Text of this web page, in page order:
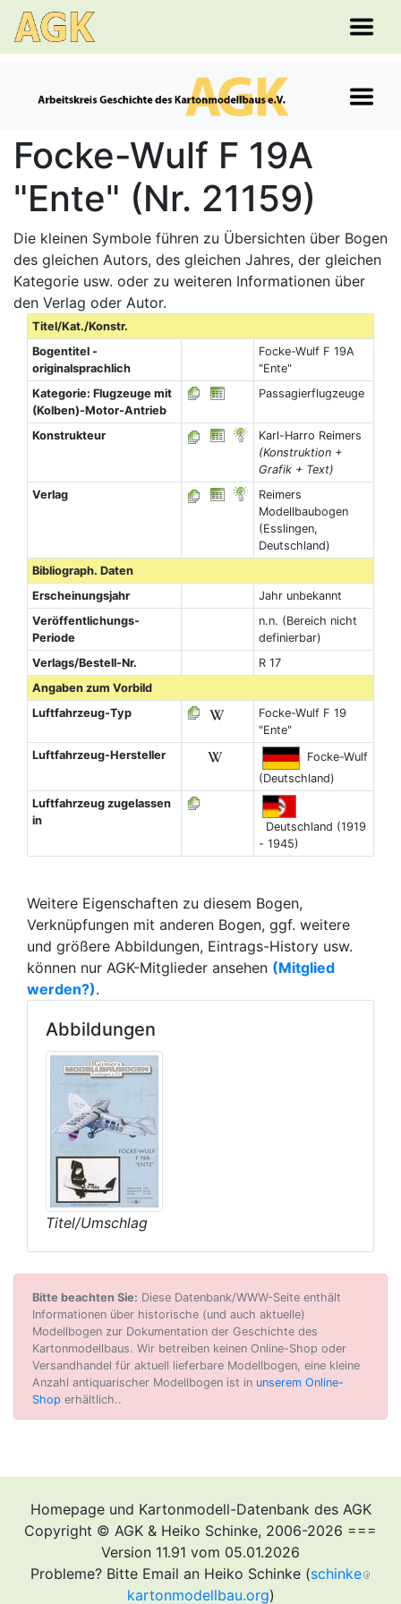
Focke-Wulf F 19A
"Ente" (Nr. 21159)
Die kleinen Symbole führen zu Übersichten über Bogen
des gleichen Autors, des gleichen Jahres, der gleichen
Kategorie usw. oder zu weiteren Informationen über
den Verlag oder Autor.
Titel/Kat./Konstr.
Bogentitel -
originalsprachlich
Focke-Wulf F 19A
"Ente"
Kategorie: Flugzeuge mit
(Kolben)-Motor-Antrieb
Passagierflugzeuge
Konstrukteur
Karl-Harro Reimers
(Konstruktion +
Grafik + Text)
Verlag
Reimers
Modellbaubogen
(Esslingen,
Deutschland)
Bibliograph. Daten
Erscheinungsjahr
Jahr unbekannt
Veröffentlichungs-
Periode
n.n. (Bereich nicht
definierbar)
Verlags/Bestell-Nr.
R 17
Angaben zum Vorbild
Luftfahrzeug-Typ
Focke-Wulf F 19
"Ente"
Luftfahrzeug-Hersteller
Focke-Wulf
(Deutschland)
Luftfahrzeug zugelassen
in
Deutschland (1919
- 1945)
Weitere Eigenschaften zu diesem Bogen,
Verknüpfungen mit anderen Bogen, ggf. weitere
und größere Abbildungen, Eintrags-History usw.
können nur AGK-Mitglieder ansehen (Mitglied
werden?).
Abbildungen
Titel/Umschlag
Bitte beachten Sie: Diese Datenbank/WWW-Seite enthält
Informationen über historische (und auch aktuelle)
Modellbogen zur Dokumentation der Geschichte des
Kartonmodellbaus. Wir betreiben keinen Online-Shop oder
Versandhandel für aktuell lieferbare Modellbogen, eine kleine
Anzahl antiquarischer Modellbogen ist in unserem Online-
Shop erhältlich..
Homepage und Kartonmodell-Datenbank des AGK
Copyright © AGK & Heiko Schinke, 2006-2026 ===
Version 11.91 vom 05.01.2026
Probleme? Bitte Email an Heiko Schinke (schinke
kartonmodellbau.org)